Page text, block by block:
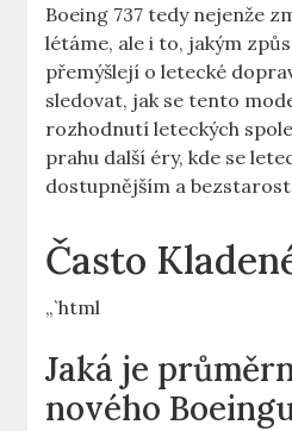
Boeing 737 tedy ​nejenže
‍létáme, ale ‍i⁤ to, ⁤jakým
přemýšlejí o letecké
sledovat, jak se tento
rozhodnutí⁢ leteckých
prahu další éry, kde se
dostupnějším a
Často
„`html
Jaká je
nového